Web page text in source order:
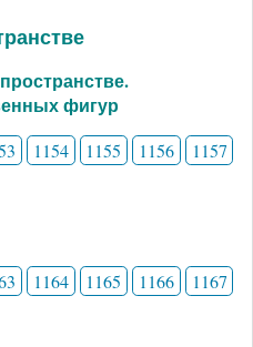
фигур
1154 1155 1156
1157
1164 1165 1166
1167